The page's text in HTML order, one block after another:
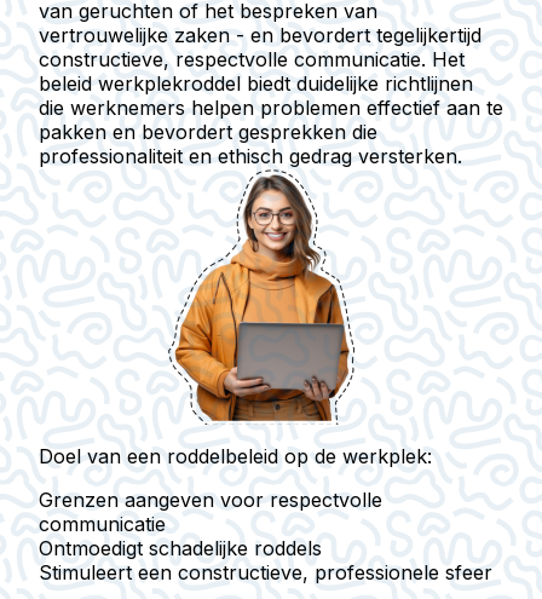
van geruchten of het bespreken van
vertrouwelijke zaken - en bevordert tegelijkertijd
constructieve, respectvolle communicatie. Het
beleid werkplekroddel biedt duidelijke richtlijnen
die werknemers helpen problemen effectief aan te
pakken en bevordert gesprekken die
professionaliteit en ethisch gedrag versterken.
Doel van een roddelbeleid op de werkplek:
Grenzen aangeven voor respectvolle
communicatie
Ontmoedigt schadelijke roddels
Stimuleert een constructieve, professionele sfeer